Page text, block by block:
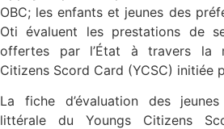
OBC; les enfants et jeunes des
Oti évaluent les prestations de
offertes par l’État à travers la
Citizens Scord Card (YCSC) initiée
La fiche d’évaluation des
littérale du Youngs Citizens